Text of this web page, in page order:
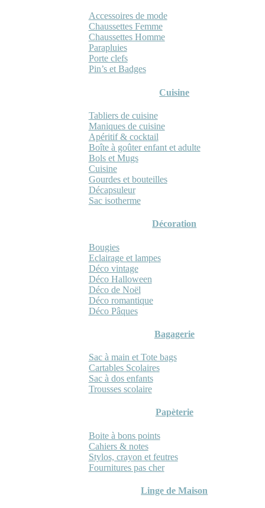
Accessoires de mode
Chaussettes Femme
Chaussettes Homme
Parapluies
Porte clefs
Pin’s et Badges
Cuisine
Tabliers de cuisine
Maniques de cuisine
Apéritif & cocktail
Boîte à goûter enfant et adulte
Bols et Mugs
Cuisine
Gourdes et bouteilles
Décapsuleur
Sac isotherme
Décoration
Bougies
Eclairage et lampes
Déco vintage
Déco Halloween
Déco de Noël
Déco romantique
Déco Pâques
Bagagerie
Sac à main et Tote bags
Cartables Scolaires
Sac à dos enfants
Trousses scolaire
Papèterie
Boite à bons points
Cahiers & notes
Stylos, crayon et feutres
Fournitures pas cher
Linge de Maison